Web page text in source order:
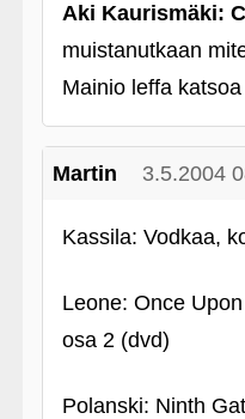
Aki Kaurismäki:
muistanutkaan
Mainio leffa
Martin 3.5.2004
Kassila: Vodkaa,
Leone: Once
osa 2 (dvd)
Polanski: Ninth